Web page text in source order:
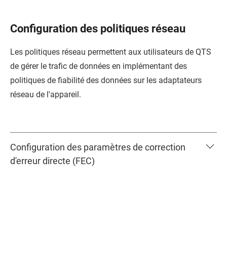
Configuration des politiques réseau
Les politiques réseau permettent aux utilisateurs de QTS
de gérer le trafic de données en implémentant des
politiques de fiabilité des données sur les adaptateurs
réseau de l'appareil.
Configuration des paramètres de correction
d'erreur directe (FEC)